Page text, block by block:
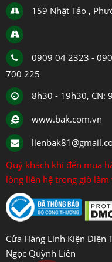
159 Nhật Tảo ,
0909 04 2323 -
700 225
8h30 - 19h30, CN:
www.bak.com.vn
Quý khách khi đến mua
lòng liên hệ trong giờ làm
Cửa Hàng Linh Kiện Điện
Ngọc Quỳnh Liên